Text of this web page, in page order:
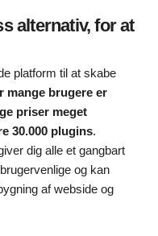
alternativ, for at
platform til at skabe
mange brugere er
priser meget
30.000 plugins.
dig alle et gangbart
og kan
af webside og